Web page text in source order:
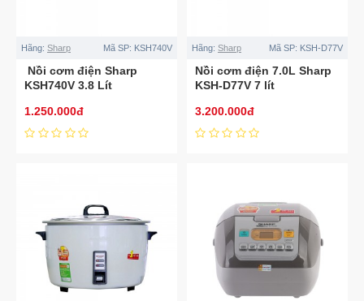
Hãng: Sharp Mã SP: KSH740V
Nồi cơm điện Sharp
KSH740V 3.8 Lít
1.250.000đ
Hãng: Sharp Mã SP: KSH-D77V
Nồi cơm điện 7.0L Sharp
KSH-D77V 7 lít
3.200.000đ